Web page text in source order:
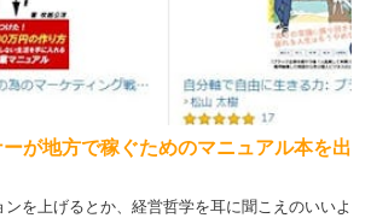
が地方で稼ぐためのマニュアル本を出
を上げるとか、経営哲学を耳に聞こえのいいよ